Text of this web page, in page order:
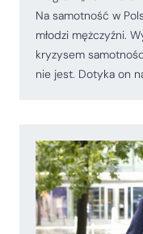
Na samotność w
młodzi mężczyźni.
kryzysem
nie jest. Dotyka on